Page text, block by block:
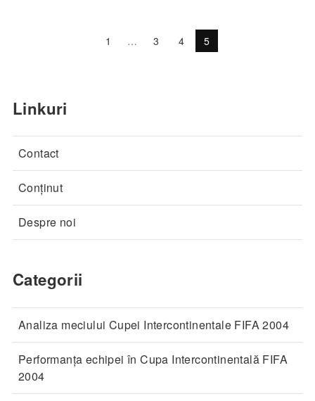
1 … 3 4 5
Linkuri
Contact
Conținut
Despre noi
Categorii
Analiza meciului Cupei Intercontinentale FIFA 2004
Performanța echipei în Cupa Intercontinentală FIFA
2004